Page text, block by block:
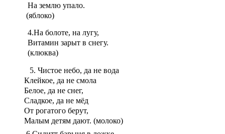
На землю упало.
(яблоко)
4.На болоте, на лугу,
Витамин зарыт в снегу.
(клюква)
5. Чистое небо, да не вода
Клейкое, да не смола
Белое, да не снег,
Сладкое, да не мёд
От рогатого берут,
Малым детям дают. (молоко)